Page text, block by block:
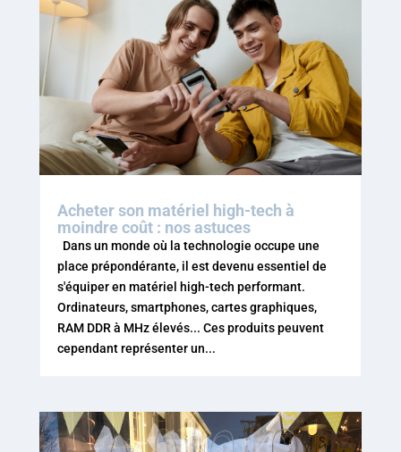
Acheter son matériel high-tech à
moindre coût : nos astuces
Dans un monde où la technologie occupe une
place prépondérante, il est devenu essentiel de
s'équiper en matériel high-tech performant.
Ordinateurs, smartphones, cartes graphiques,
RAM DDR à MHz élevés... Ces produits peuvent
cependant représenter un...